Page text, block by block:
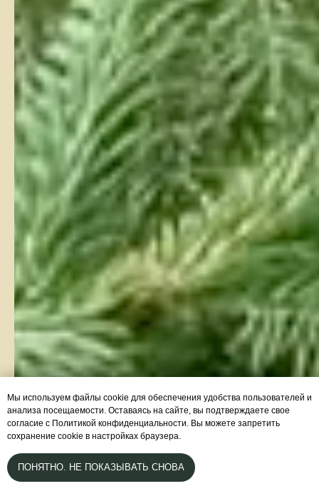
Мы используем файлы cookie для обеспечения удобства пользователей и
анализа посещаемости. Оставаясь на сайте, вы подтверждаете свое
согласие с Политикой конфиденциальности. Вы можете запретить
сохранение cookie в настройках браузера.
ПОНЯТНО. НЕ ПОКАЗЫВАТЬ СНОВА